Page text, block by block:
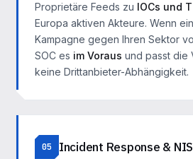
Proprietäre Feeds zu IOCs und
Europa aktiven Akteure. Wenn
Kampagne gegen Ihren Sektor
SOC es im Voraus und passt die
keine Drittanbieter-Abhängigkeit.
05 Incident Response &